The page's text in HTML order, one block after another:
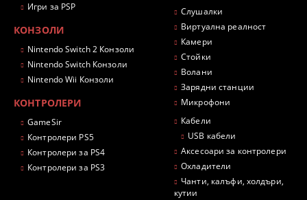
Игри за PSP
КОНЗОЛИ
Nintendo Switch 2 Конзоли
Nintendo Switch Конзоли
Nintendo Wii Конзоли
КОНТРОЛЕРИ
GameSir
Контролери PS5
Контролери за PS4
Контролери за PS3
Слушалки
Виртуална реалност
Камери
Стойки
Волани
Зарядни станции
Микрофони
Кабели
USB кабели
Аксесоари за контролери
Охладители
Чанти, калъфи, холдъри,
кутии